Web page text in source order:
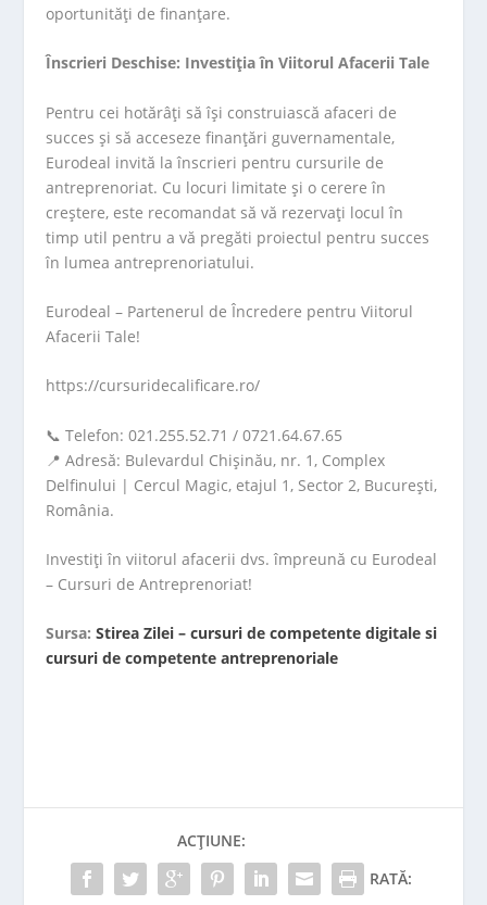
oportunități de finanțare.
Înscrieri Deschise: Investiția în Viitorul Afacerii Tale
Pentru cei hotărâți să își construiască afaceri de
succes și să acceseze finanțări guvernamentale,
Eurodeal invită la înscrieri pentru cursurile de
antreprenoriat. Cu locuri limitate și o cerere în
creștere, este recomandat să vă rezervați locul în
timp util pentru a vă pregăti proiectul pentru succes
în lumea antreprenoriatului.
Eurodeal – Partenerul de Încredere pentru Viitorul
Afacerii Tale!
https://cursuridecalificare.ro/
📞 Telefon: 021.255.52.71 / 0721.64.67.65
📍 Adresă: Bulevardul Chișinău, nr. 1, Complex
Delfinului | Cercul Magic, etajul 1, Sector 2, București,
România.
Investiți în viitorul afacerii dvs. împreună cu Eurodeal
– Cursuri de Antreprenoriat!
Sursa:Stirea Zilei – cursuri de competente digitale si
cursuri de competente antreprenoriale
ACȚIUNE:
RATĂ: